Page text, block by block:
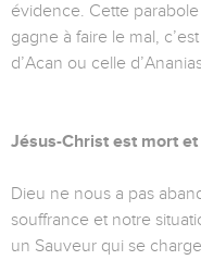
évidence. Cette parabole
gagne à faire le mal,
d’Acan ou celle
Jésus-Christ est mort
Dieu ne nous a pas
souffrance et notre
un Sauveur qui se